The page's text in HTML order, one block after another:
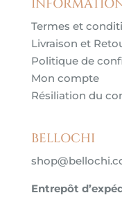
Termes et
Livraison et
Politique de
Mon compte
Résiliation du
BELLOCHI
Entrepôt